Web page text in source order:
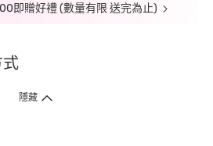
即贈好禮 (數量有限 送完為止)
隱藏